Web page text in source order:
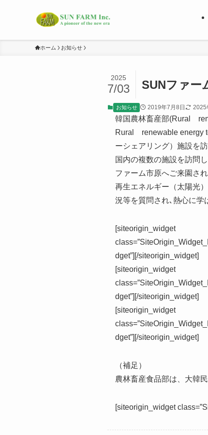
ホーム お知らせ
SUNファー
2025
7/03
お知らせ 2019年7月8日 2025
韓国農林畜産部(Rural
Rural renewable energy
ーシェアリング） 施設を
国内の複数の施設を訪問し
ファーム市原へご来園され
再生エネルギー（太陽光
況等を質問され､熱心に学
[siteorigin_widget
dget”] [/siteorigin_widget]
[siteorigin_widget
dget”] [/siteorigin_widget]
[siteorigin_widget
dget”] [/siteorigin_widget]
（補足）
農林畜産食品部は、大韓
[siteorigin_widget